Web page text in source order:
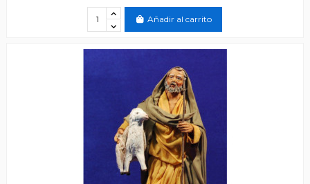
Añadir al carrito